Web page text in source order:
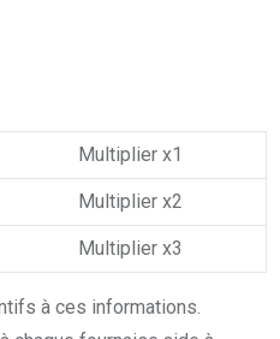
Multiplier x1
Multiplier x2
Multiplier x3
à ces informations.